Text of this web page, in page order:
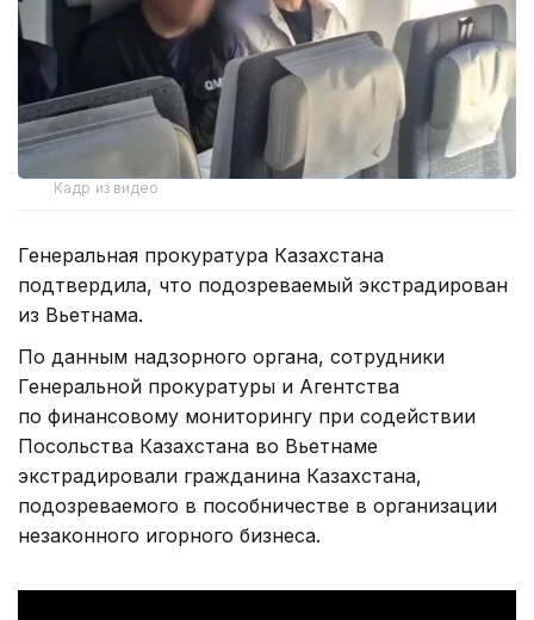
Кадр из видео
Генеральная прокуратура Казахстана
подтвердила, что подозреваемый экстрадирован
из Вьетнама.
По данным надзорного органа, сотрудники
Генеральной прокуратуры и Агентства
по финансовому мониторингу при содействии
Посольства Казахстана во Вьетнаме
экстрадировали гражданина Казахстана,
подозреваемого в пособничестве в организации
незаконного игорного бизнеса.